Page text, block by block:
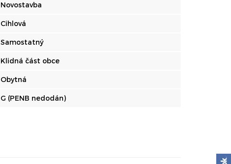
Novostavba
Cihlová
Samostatný
Klidná část obce
Obytná
G (PENB nedodán)